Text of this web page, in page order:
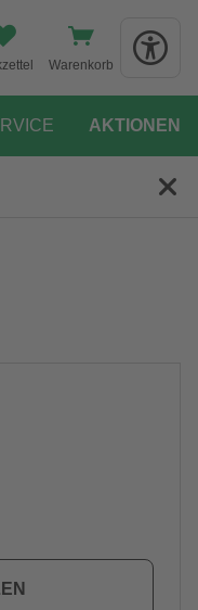
Warenkorb
AKTIONEN